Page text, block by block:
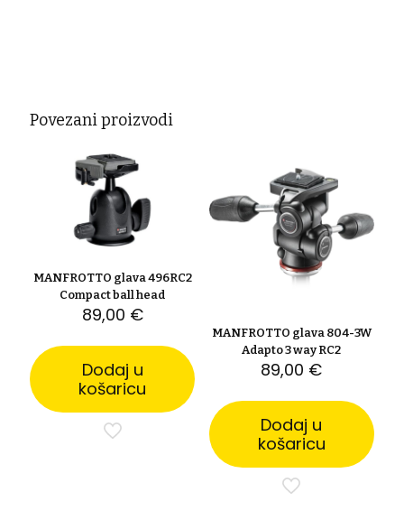
Povezani proizvodi
MANFROTTO glava 496RC2
Compact ball head
89,00 €
Dodaj u
košaricu
MANFROTTO glava 804-3W
Adapto 3 way RC2
89,00 €
Dodaj u
košaricu